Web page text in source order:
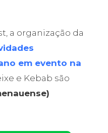
a organização da
em evento na
e Kebab são